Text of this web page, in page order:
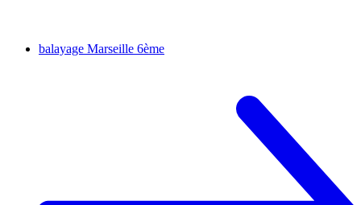
balayage Marseille 6ème